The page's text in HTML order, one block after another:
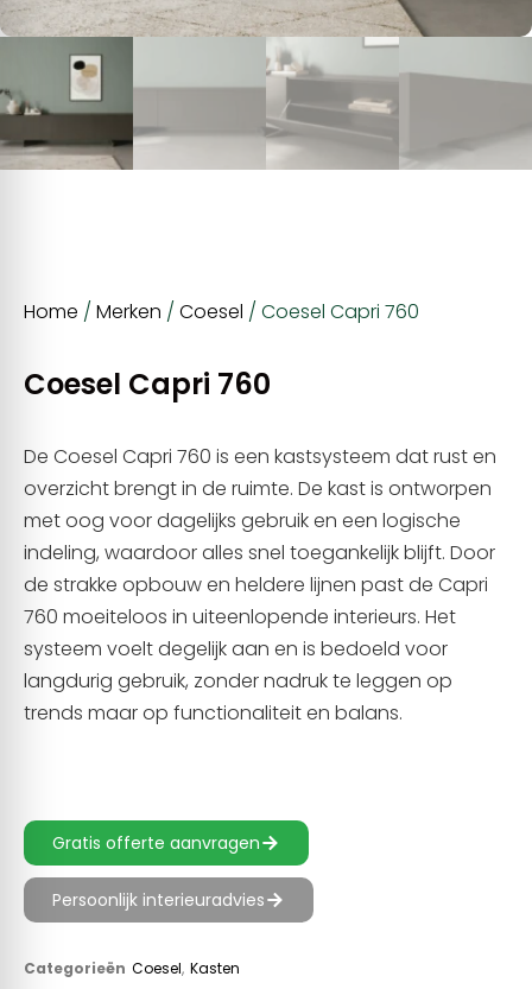
Home / Merken / Coesel / Coesel Capri 760
Coesel Capri 760
De Coesel Capri 760 is een kastsysteem dat rust en
overzicht brengt in de ruimte. De kast is ontworpen
met oog voor dagelijks gebruik en een logische
indeling, waardoor alles snel toegankelijk blijft. Door
de strakke opbouw en heldere lijnen past de Capri
760 moeiteloos in uiteenlopende interieurs. Het
systeem voelt degelijk aan en is bedoeld voor
langdurig gebruik, zonder nadruk te leggen op
trends maar op functionaliteit en balans.
Gratis offerte aanvragen
Persoonlijk interieuradvies
Categorieën Coesel, Kasten